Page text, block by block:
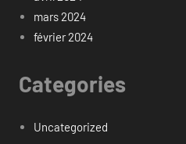
mars 2024
février 2024
Categories
Uncategorized